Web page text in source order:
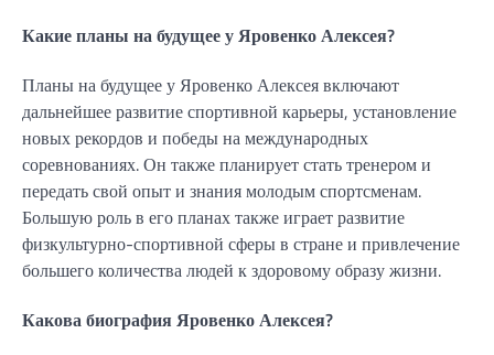
Какие планы на будущее у Яровенко Алексея?
Планы на будущее у Яровенко Алексея включают
дальнейшее развитие спортивной карьеры, установление
новых рекордов и победы на международных
соревнованиях. Он также планирует стать тренером и
передать свой опыт и знания молодым спортсменам.
Большую роль в его планах также играет развитие
физкультурно-спортивной сферы в стране и привлечение
большего количества людей к здоровому образу жизни.
Какова биография Яровенко Алексея?